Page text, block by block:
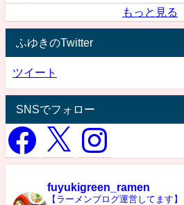
もっと見る
ふゆきのTwitter
ツイート
SNSでフォロー
fuyukigreen_ramen
【ラーメンブログ運営してます】